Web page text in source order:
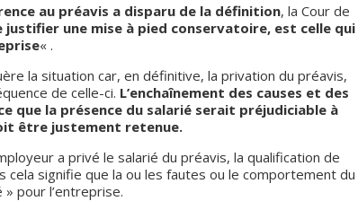
au préavis a disparu de la définition, la Cour de
une mise à pied conservatoire, est celle qui
« .
la situation car, en définitive, la privation du préavis,
de celle-ci. L’enchaînement des causes et des
que la présence du salarié serait préjudiciable à
être justement retenue.
a privé le salarié du préavis, la qualification de
signifie que la ou les fautes ou le comportement du
pour l’entreprise.